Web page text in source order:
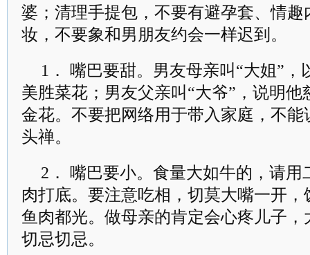
婆；清理手提包，不要有避孕套、情
妆，不要象和男朋友约会一样迟到。
1． 嘴巴要甜。男友母亲叫“大姐”
美胜菜花；男友父亲叫“大爷”，说明
金花。不要把网络用于带入家庭，不能
头禅。
2． 嘴巴要小。食量大如牛的，请
肉打底。要注意吃相，切莫大嘴一开
鱼肉都光。做母亲的肯定会心疼儿子
切忌切忌。